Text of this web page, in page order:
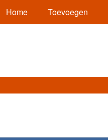
Home Toevoegen